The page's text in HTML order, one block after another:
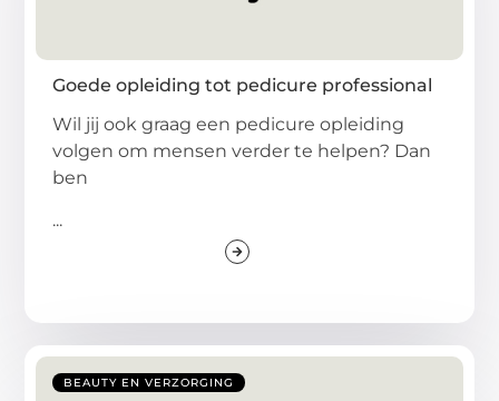
Goede opleiding tot pedicure professional
Wil jij ook graag een pedicure opleiding
volgen om mensen verder te helpen? Dan
ben
...
BEAUTY EN VERZORGING